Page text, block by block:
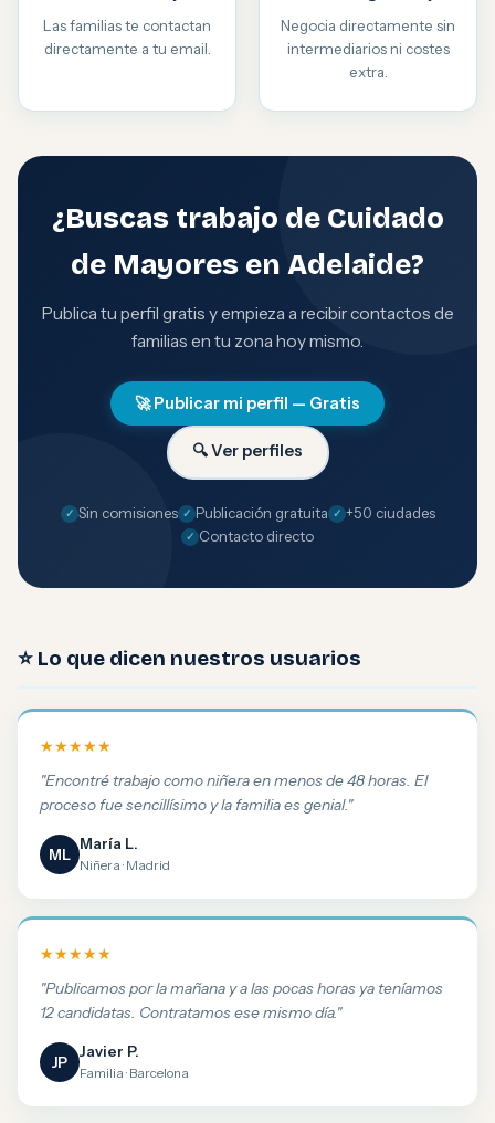
Las familias te contactan
directamente a tu email.
Negocia directamente sin
intermediarios ni costes
extra.
¿Buscas trabajo de Cuidado
de Mayores en Adelaide?
Publica tu perfil gratis y empieza a recibir contactos de
familias en tu zona hoy mismo.
🚀 Publicar mi perfil — Gratis
🔍 Ver perfiles
Sin comisiones Publicación gratuita
+50 ciudades
Contacto directo
⭐ Lo que dicen nuestros usuarios
★★★★★
"Encontré trabajo como niñera en menos de 48 horas. El
proceso fue sencillísimo y la familia es genial."
ML
María L.
Niñera · Madrid
★★★★★
"Publicamos por la mañana y a las pocas horas ya teníamos
12 candidatas. Contratamos ese mismo día."
JP
Javier P.
Familia · Barcelona